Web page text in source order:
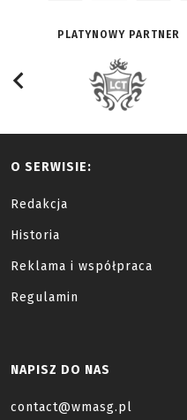
PLATYNOWY PARTNER
O SERWISIE:
Redakcja
Historia
Reklama i współpraca
Regulamin
NAPISZ DO NAS
contact@wmasg.pl